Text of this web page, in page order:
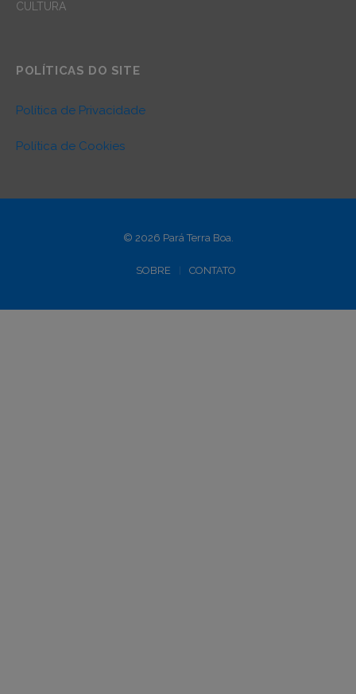
CULTURA
POLÍTICAS DO SITE
Política de Privacidade
Política de Cookies
© 2026 Pará Terra Boa.
SOBRE CONTATO